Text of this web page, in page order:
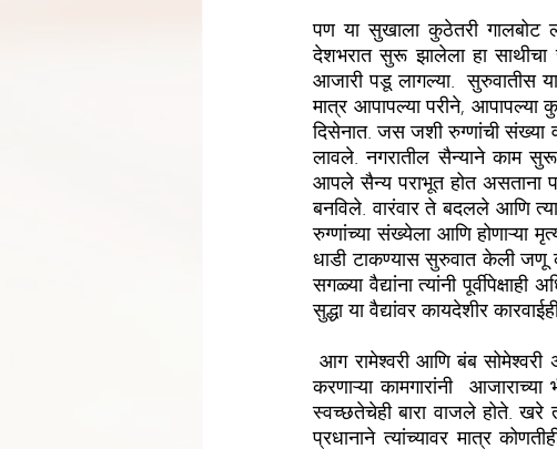
पण या सुखाला कुठेतरी गालबोट
देशभरात सुरू झालेला हा साथीचा
आजारी पडू लागल्या.  सुरुवातीस
मात्र आपापल्या परीने, आपापल्या
दिसेनात. जस जशी रुग्णांची संख्या
लावले. नगरातील सैन्याने काम सुरू
आपले सैन्य पराभूत होत असताना
बनविले. वारंवार ते बदलले आणि
रुग्णांच्या संख्येला आणि होणाऱ्या
धाडी टाकण्यास सुरुवात केली जणू
सगळ्या वैद्यांना त्यांनी
सुद्धा या वैद्यांवर कायदेशीर
आग रामेश्वरी आणि बंब सोमेश्वरी अशी काहीशी परिस्थिती उत्पन्न झाली. वैद्यही हतबल होते. अनेक रुग्णालयातल्या काम
करणाऱ्या कामगारांनी
स्वच्छतेचेही बारा वाजले होते. खरे
प्रधानाने त्यांच्यावर मात्र